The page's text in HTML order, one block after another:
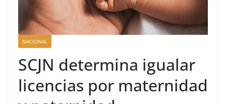
NACIONAL
SCJN determina igualar
licencias por maternidad